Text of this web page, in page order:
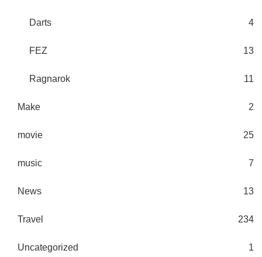
Darts 4
FEZ 13
Ragnarok 11
Make 2
movie 25
music 7
News 13
Travel 234
Uncategorized 1